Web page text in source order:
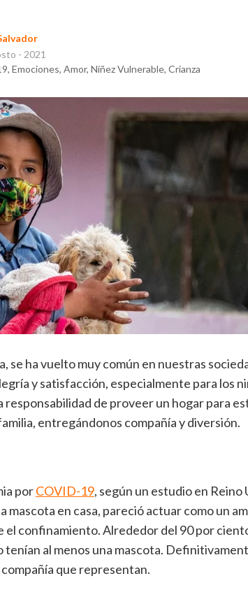
- 2021
Emociones, Amor, Niñez Vulnerable, Crianza
se ha vuelto muy común en nuestras
y satisfacción, especialmente para los
responsabilidad de proveer un hogar para
entregándonos compañía y diversión.
porCOVID-19, según un estudio en Reino
mascota en casa, pareció actuar como un
confinamiento. Alrededor del 90 por
al menos una mascota.
que representan.